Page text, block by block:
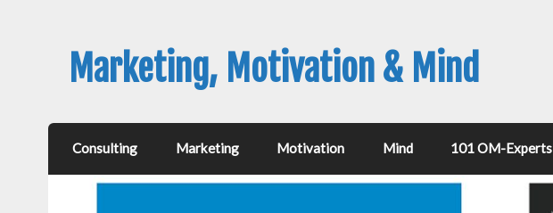
Marketing, Motivation & Mind
Consulting Marketing Motivation Mind 101 OM-Experts